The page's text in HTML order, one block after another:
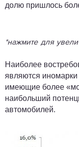
долю пришлось
*нажмите для
Наиболее
являются иномарки
имеющие более
наибольший
автомобилей.